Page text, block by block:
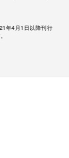
年4月1日以降刊行